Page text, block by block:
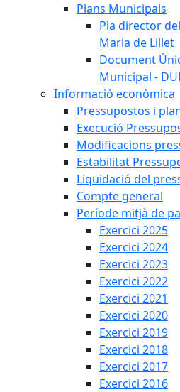
Plans Municipals
Pla director
Maria de Lillet
Document
Municipal -
Informació econòmica
Pressupostos i
Execució
Modificacions
Estabilitat
Liquidació del
Compte general
Període mitjà de
Exercici 2025
Exercici 2024
Exercici 2023
Exercici 2022
Exercici 2021
Exercici 2020
Exercici 2019
Exercici 2018
Exercici 2017
Exercici 2016